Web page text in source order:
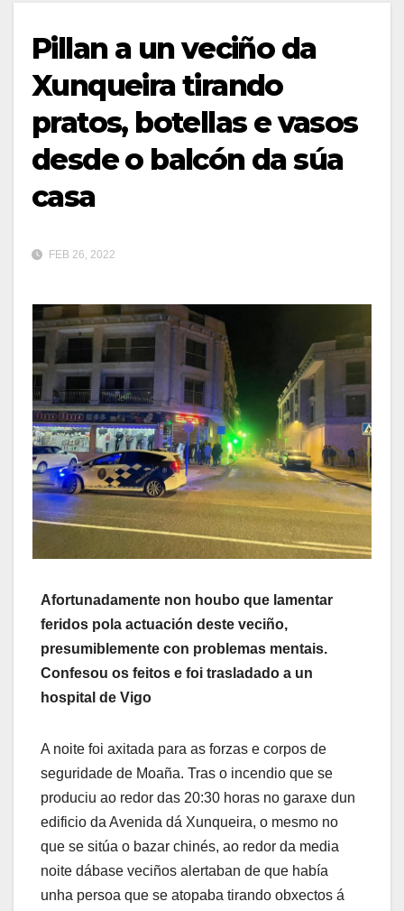
Pillan a un veciño da
Xunqueira tirando
pratos, botellas e vasos
desde o balcón da súa
casa
FEB 26, 2022
Afortunadamente non houbo que lamentar
feridos pola actuación deste veciño,
presumiblemente con problemas mentais.
Confesou os feitos e foi trasladado a un
hospital de Vigo
A noite foi axitada para as forzas e corpos de
seguridade de Moaña. Tras o incendio que se
produciu ao redor das 20:30 horas no garaxe dun
edificio da Avenida dá Xunqueira, o mesmo no
que se sitúa o bazar chinés, ao redor da media
noite dábase veciños alertaban de que había
unha persoa que se atopaba tirando obxectos á